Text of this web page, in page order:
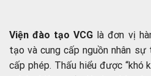
Viện đào tạo VCG là đơn vị
tạo và cung cấp nguồn nhân
cấp phép. Thấu hiểu được “khó